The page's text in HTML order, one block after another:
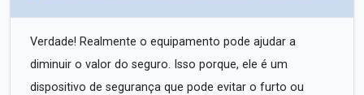
Verdade! Realmente o equipamento pode ajudar a
diminuir o valor do seguro. Isso porque, ele é um
dispositivo de segurança que pode evitar o furto ou